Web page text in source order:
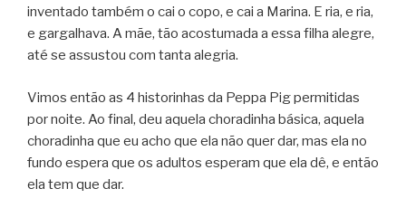
inventado também o cai o copo, e cai a Marina. E ria, e ria,
e gargalhava. A mãe, tão acostumada a essa filha alegre,
até se assustou com tanta alegria.
Vimos então as 4 historinhas da Peppa Pig permitidas
por noite. Ao final, deu aquela choradinha básica, aquela
choradinha que eu acho que ela não quer dar, mas ela no
fundo espera que os adultos esperam que ela dê, e então
ela tem que dar.